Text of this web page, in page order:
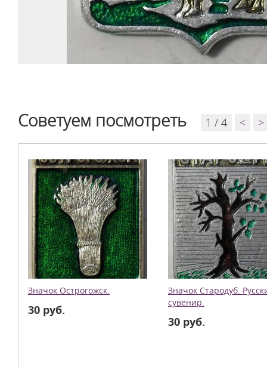
Советуем посмотреть 1 / 4 < >
Значок Острогожск.
30 руб.
Значок Стародуб.
сувенир.
30 руб.